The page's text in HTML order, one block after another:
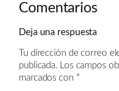
Comentarios
Deja una respuesta
Tu dirección de correo
publicada.
Los campos
marcados con *